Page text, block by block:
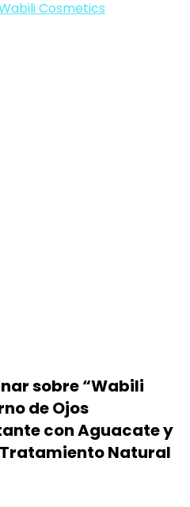
Cosmetics
sobre “Wabili
de Ojos
con Aguacate y
Natural